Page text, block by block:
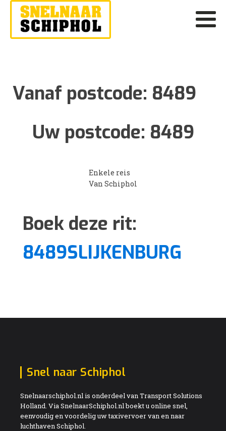
Vanaf postcode: 8489
Uw postcode: 8489
Enkele reis
Van Schiphol
Boek deze rit:
8489SLIJKENBURG
Snel naar Schiphol
Snelnaarschiphol.nl is onderdeel van Transport Solutions
Holland. Via SnelnaarSchiphol.nl boekt u online snel,
eenvoudig en voordelig uw taxivervoer van en naar
luchthaven Schiphol.